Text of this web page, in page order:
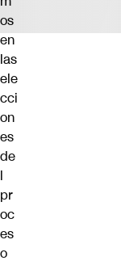
os
en
las
ele
cci
on
es
de
l
pr
oc
es
o